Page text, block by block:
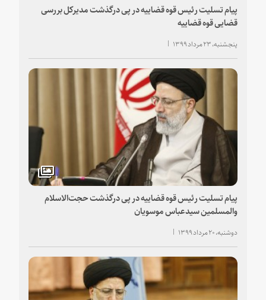
پیام تسلیت رئیس قوه قضاییه در پی درگذشت مدیرکل بررسی
قضایی قوه قضاییه
پنجشنبه، ۲۳ مرداد ۱۳۹۹
پیام تسلیت رئیس قوه قضاییه در پی درگذشت حجت‌الاسلام
والمسلمین سید‌عباس موسویان
دوشنبه، ۲۰ مرداد ۱۳۹۹